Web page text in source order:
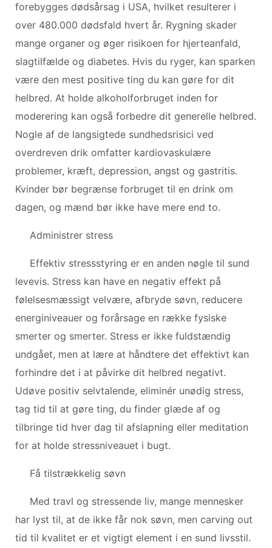
forebygges dødsårsag i USA, hvilket resulterer i
over 480.000 dødsfald hvert år. Rygning skader
mange organer og øger risikoen for hjerteanfald,
slagtilfælde og diabetes. Hvis du ryger, kan sparken
være den mest positive ting du kan gøre for dit
helbred. At holde alkoholforbruget inden for
moderering kan også forbedre dit generelle helbred.
Nogle af de langsigtede sundhedsrisici ved
overdreven drik omfatter kardiovaskulære
problemer, kræft, depression, angst og gastritis.
Kvinder bør begrænse forbruget til en drink om
dagen, og mænd bør ikke have mere end to.
Administrer stress
Effektiv stressstyring er en anden nøgle til sund
levevis. Stress kan have en negativ effekt på
følelsesmæssigt velvære, afbryde søvn, reducere
energiniveauer og forårsage en række fysiske
smerter og smerter. Stress er ikke fuldstændig
undgået, men at lære at håndtere det effektivt kan
forhindre det i at påvirke dit helbred negativt.
Udøve positiv selvtalende, eliminér unødig stress,
tag tid til at gøre ting, du finder glæde af og
tilbringe tid hver dag til afslapning eller meditation
for at holde stressniveauet i bugt.
Få tilstrækkelig søvn
Med travl og stressende liv, mange mennesker
har lyst til, at de ikke får nok søvn, men carving out
tid til kvalitet er et vigtigt element i en sund livsstil.